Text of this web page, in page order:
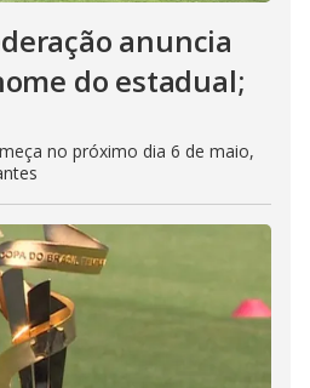
anuncia
do estadual;
no próximo dia 6 de maio,